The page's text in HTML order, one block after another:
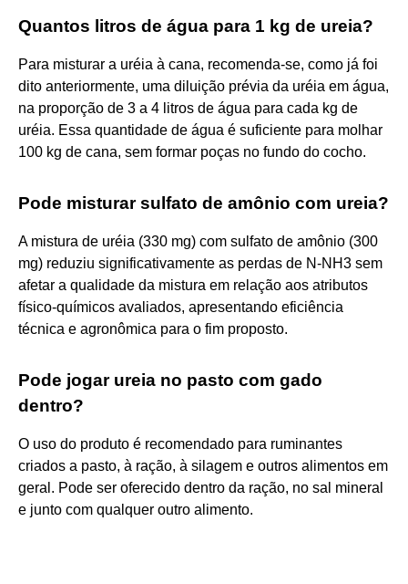
Quantos litros de água para 1 kg de ureia?
Para misturar a uréia à cana, recomenda-se, como já foi
dito anteriormente, uma diluição prévia da uréia em água,
na proporção de 3 a 4 litros de água para cada kg de
uréia. Essa quantidade de água é suficiente para molhar
100 kg de cana, sem formar poças no fundo do cocho.
Pode misturar sulfato de amônio com ureia?
A mistura de uréia (330 mg) com sulfato de amônio (300
mg) reduziu significativamente as perdas de N-NH3 sem
afetar a qualidade da mistura em relação aos atributos
físico-químicos avaliados, apresentando eficiência
técnica e agronômica para o fim proposto.
Pode jogar ureia no pasto com gado
dentro?
O uso do produto é recomendado para ruminantes
criados a pasto, à ração, à silagem e outros alimentos em
geral. Pode ser oferecido dentro da ração, no sal mineral
e junto com qualquer outro alimento.